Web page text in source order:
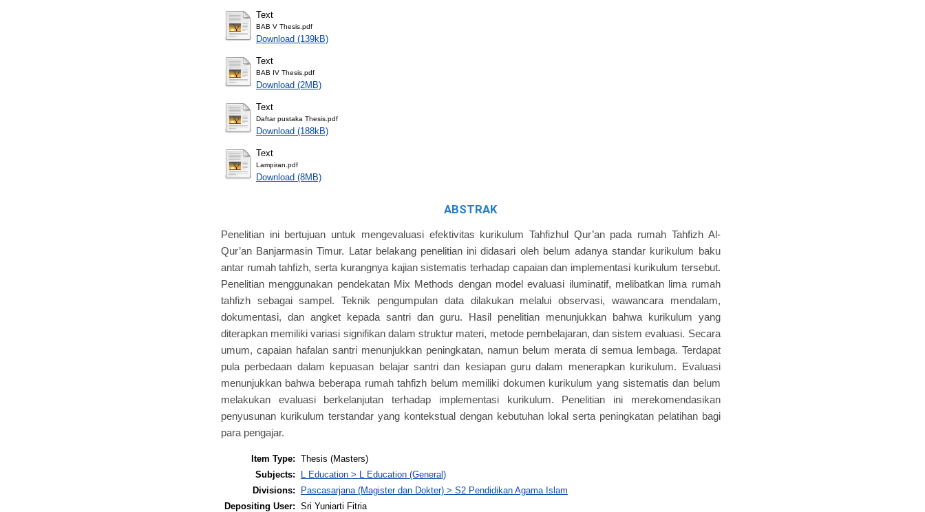
Text
BAB V Thesis.pdf
Download (139kB)
Text
BAB IV Thesis.pdf
Download (2MB)
Text
Daftar pustaka Thesis.pdf
Download (188kB)
Text
Lampiran.pdf
Download (8MB)
ABSTRAK
Penelitian ini bertujuan untuk mengevaluasi efektivitas kurikulum Tahfizhul Qur’an pada rumah Tahfizh Al-
Qur’an Banjarmasin Timur. Latar belakang penelitian ini didasari oleh belum adanya standar kurikulum baku
antar rumah tahfizh, serta kurangnya kajian sistematis terhadap capaian dan implementasi kurikulum tersebut.
Penelitian menggunakan pendekatan Mix Methods dengan model evaluasi iluminatif, melibatkan lima rumah
tahfizh sebagai sampel. Teknik pengumpulan data dilakukan melalui observasi, wawancara mendalam,
dokumentasi, dan angket kepada santri dan guru. Hasil penelitian menunjukkan bahwa kurikulum yang
diterapkan memiliki variasi signifikan dalam struktur materi, metode pembelajaran, dan sistem evaluasi. Secara
umum, capaian hafalan santri menunjukkan peningkatan, namun belum merata di semua lembaga. Terdapat
pula perbedaan dalam kepuasan belajar santri dan kesiapan guru dalam menerapkan kurikulum. Evaluasi
menunjukkan bahwa beberapa rumah tahfizh belum memiliki dokumen kurikulum yang sistematis dan belum
melakukan evaluasi berkelanjutan terhadap implementasi kurikulum. Penelitian ini merekomendasikan
penyusunan kurikulum terstandar yang kontekstual dengan kebutuhan lokal serta peningkatan pelatihan bagi
para pengajar.
Item Type: Thesis (Masters)
Subjects:
L Education > L Education (General)
Divisions:
Pascasarjana (Magister dan Dokter) > S2 Pendidikan Agama Islam
Depositing User: Sri Yuniarti Fitria